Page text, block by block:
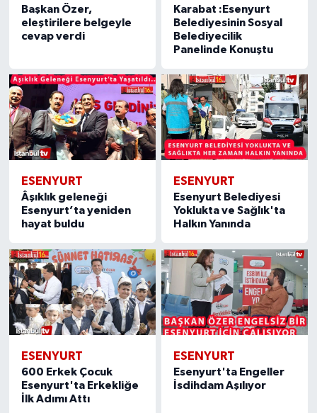
Başkan Özer,
eleştirilere belgeyle
cevap verdi
Karabat :Esenyurt
Belediyesinin Sosyal
Belediyecilik
Panelinde Konuştu
ESENYURT
Âşıklık geleneği
Esenyurt’ta yeniden
hayat buldu
ESENYURT
Esenyurt Belediyesi
Yoklukta ve Sağlık'ta
Halkın Yanında
ESENYURT
600 Erkek Çocuk
Esenyurt'ta Erkekliğe
İlk Adımı Attı
ESENYURT
Esenyurt'ta Engeller
İsdihdam Aşılıyor